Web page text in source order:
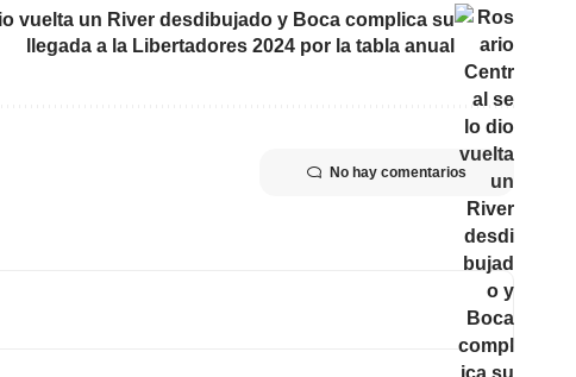
vuelta un River desdibujado y Boca complica su
llegada a la Libertadores 2024 por la tabla anual
No hay comentarios